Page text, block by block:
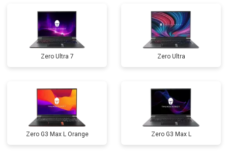
Zero Ultra 7 Zero Ultra
Zero G3 Max L Orange Zero G3 Max L